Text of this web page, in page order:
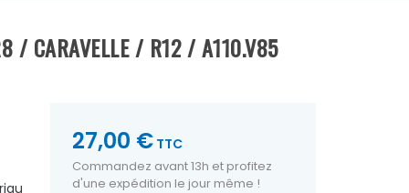
/ CARAVELLE / R12 / A110.V85
27,00 € TTC
Commandez avant 13h et profitez
d'une expédition le jour même !